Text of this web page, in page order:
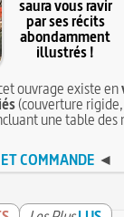
saura vous ravir
par ses récits
abondamment
illustrés !
ouvrage existe en
(couverture
une table des
COMMANDE ◄